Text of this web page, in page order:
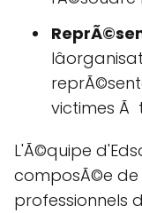
victimes Ã
L'Ã©quipe
composÃ©e
professionnels